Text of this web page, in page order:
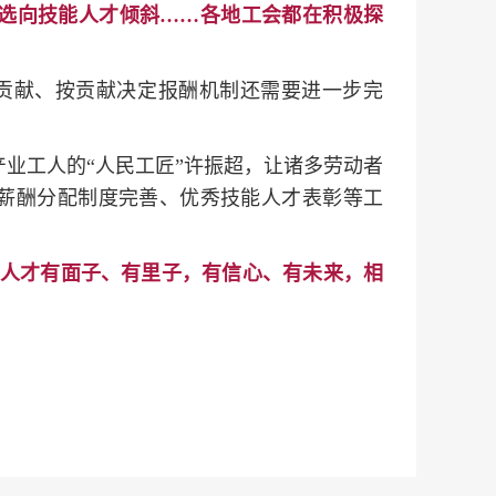
向技能人才倾斜……各地工会都在积极探
献、按贡献决定报酬机制还需要进一步完
工人的“人民工匠”许振超，让诸多劳动者
酬分配制度完善、优秀技能人才表彰等工
才有面子、有里子，有信心、有未来，相